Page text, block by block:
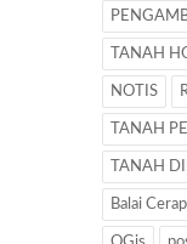
TANAH
NOTIS
TANAH
TANAH
Balai